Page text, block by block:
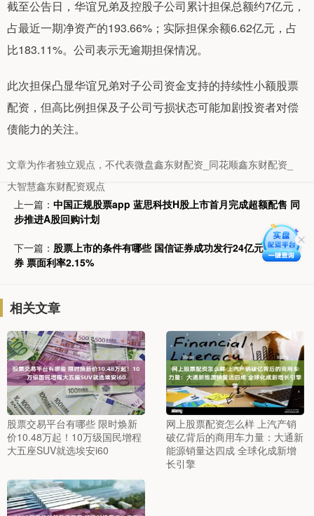
截至公告日，华谊兄弟及控股子公司累计担保总额约7亿元，
占最近一期净资产的193.66%；实际担保余额6.62亿元，占
比183.11%。公司表示无逾期担保情况。
此次担保凸显华谊兄弟对子公司资金支持的持续性小额股票
配资，但高比例担保及子公司亏损状态可能加剧投资者对偿
债能力的关注。
文章为作者独立观点，不代表微盘鑫东财配资_同花顺鑫东财配资_
大智慧鑫东财配资观点
上一篇： 中国正规股票app 蓝思科技H股上市首月完成超额配售 同
步推进A股回购计划
下一篇： 股票上市的条件有哪些 国信证券成功发行24亿元公司债
券 票面利率2.15%
相关文章
股票交易平台有哪些 限时焕新
价10.48万起！10万级国民增程
大五座SUV就选埃安i60
网上股票配资怎么样 上汽产销
破亿背后的商用车力量：大通新
能源销量达四成 全球化成新增
长引擎